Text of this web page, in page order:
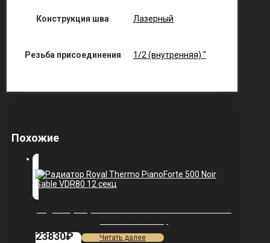
Конструкция шва Лазерный
Резьба присоединения 1/2 (внутренняя) "
Похожие
23830₽ Читать далее